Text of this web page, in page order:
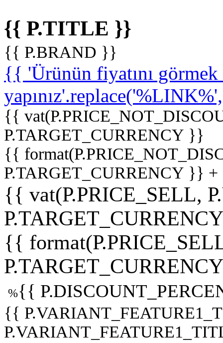
{{ P.TITLE }}
{{ P.BRAND }}
{{ 'Ürünün fiyatını
{{
P.TARGET_CURRENCY }}
{{
P.TARGET_CURRENCY }}
{{ vat(P.PRICE_SELL,
{{
%{{
{{